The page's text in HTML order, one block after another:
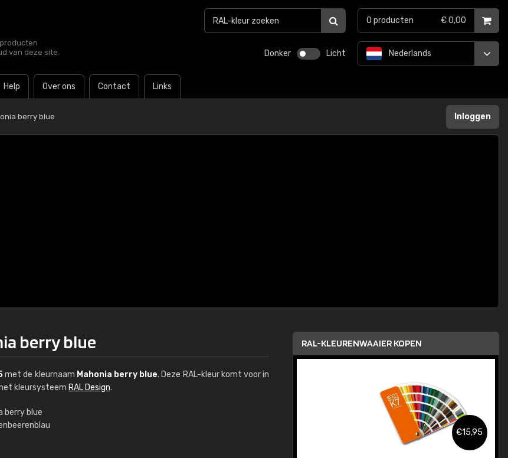
van deze site.
Donker Licht
Help Over ons Contact Links
Nederlands
0 producten € 0,00
berry blue Inloggen
berry blue
met de kleurnaam Mahonia berry blue. Deze RAL-kleur komt voor in
kleursysteem RAL Design.
berry blue
RAL-KLEURENWAAIER KOPEN
€15,95